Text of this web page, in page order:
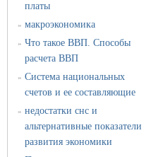
платы
» макроэкономика
» Что такое ВВП. Способы
расчета ВВП
» Система национальных
счетов и ее составляющие
» недостатки снс и
альтернативные показатели
развития экономики